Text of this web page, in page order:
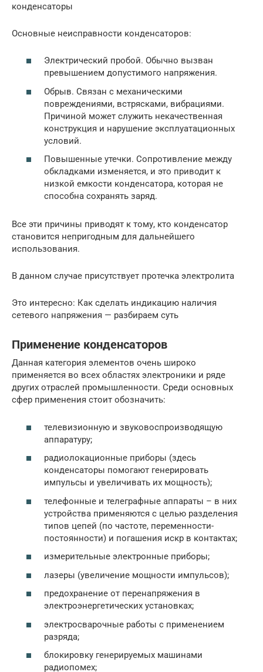
конденсаторы
Основные неисправности конденсаторов:
Электрический пробой. Обычно вызван
превышением допустимого напряжения.
Обрыв. Связан с механическими
повреждениями, встрясками, вибрациями.
Причиной может служить некачественная
конструкция и нарушение эксплуатационных
условий.
Повышенные утечки. Сопротивление между
обкладками изменяется, и это приводит к
низкой емкости конденсатора, которая не
способна сохранять заряд.
Все эти причины приводят к тому, кто конденсатор
становится непригодным для дальнейшего
использования.
В данном случае присутствует протечка электролита
Это интересно: Как сделать индикацию наличия
сетевого напряжения — разбираем суть
Применение конденсаторов
Данная категория элементов очень широко
применяется во всех областях электроники и ряде
других отраслей промышленности. Среди основных
сфер применения стоит обозначить:
телевизионную и звуковоспроизводящую
аппаратуру;
радиолокационные приборы (здесь
конденсаторы помогают генерировать
импульсы и увеличивать их мощность);
телефонные и телеграфные аппараты – в них
устройства применяются с целью разделения
типов цепей (по частоте, переменности-
постоянности) и погашения искр в контактах;
измерительные электронные приборы;
лазеры (увеличение мощности импульсов);
предохранение от перенапряжения в
электроэнергетических установках;
электросварочные работы с применением
разряда;
блокировку генерируемых машинами
радиопомех;